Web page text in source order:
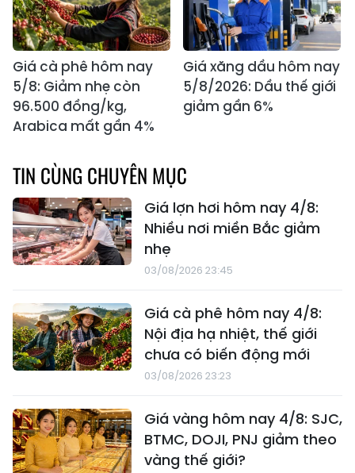
Giá cà phê hôm nay
5/8: Giảm nhẹ còn
96.500 đồng/kg,
Arabica mất gần 4%
Giá xăng dầu hôm nay
5/8/2026: Dầu thế giới
giảm gần 6%
TIN CÙNG CHUYÊN MỤC
Giá lợn hơi hôm nay 4/8:
Nhiều nơi miền Bắc giảm
nhẹ
03/08/2026 23:45
Giá cà phê hôm nay 4/8:
Nội địa hạ nhiệt, thế giới
chưa có biến động mới
03/08/2026 23:23
Giá vàng hôm nay 4/8: SJC,
BTMC, DOJI, PNJ giảm theo
vàng thế giới?